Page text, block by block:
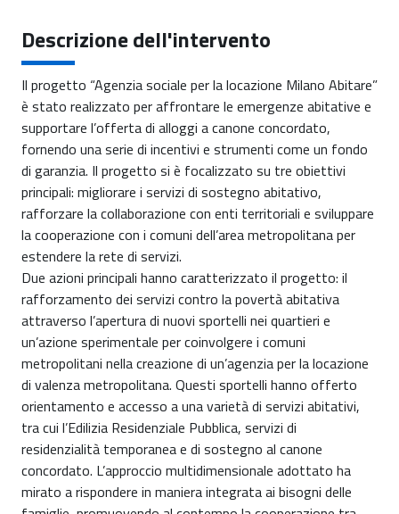
Descrizione dell'intervento
Il progetto “Agenzia sociale per la locazione Milano Abitare”
è stato realizzato per affrontare le emergenze abitative e
supportare l’offerta di alloggi a canone concordato,
fornendo una serie di incentivi e strumenti come un fondo
di garanzia. Il progetto si è focalizzato su tre obiettivi
principali: migliorare i servizi di sostegno abitativo,
rafforzare la collaborazione con enti territoriali e sviluppare
la cooperazione con i comuni dell’area metropolitana per
estendere la rete di servizi.
Due azioni principali hanno caratterizzato il progetto: il
rafforzamento dei servizi contro la povertà abitativa
attraverso l’apertura di nuovi sportelli nei quartieri e
un’azione sperimentale per coinvolgere i comuni
metropolitani nella creazione di un’agenzia per la locazione
di valenza metropolitana. Questi sportelli hanno offerto
orientamento e accesso a una varietà di servizi abitativi,
tra cui l’Edilizia Residenziale Pubblica, servizi di
residenzialità temporanea e di sostegno al canone
concordato. L’approccio multidimensionale adottato ha
mirato a rispondere in maniera integrata ai bisogni delle